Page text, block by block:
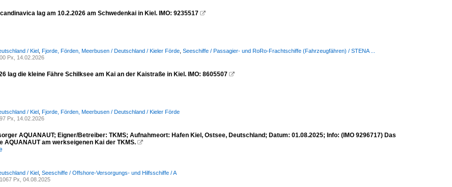
lag am 10.2.2026 am Schwedenkai in Kiel. IMO: 9235517 
/ Kiel Fjorde, Förden, Meerbusen / Deutschland / Kieler Förde Seeschiffe / Passagier- und RoRo-Frachtschiffe (Fahrzeugfähren) / STENA ...
Px, 14.02.2026
lag die kleine Fähre Schilksee am Kai an der Kaistraße in Kiel. IMO: 8605507 
/ Kiel Fjorde, Förden, Meerbusen / Deutschland / Kieler Förde
Px, 14.02.2026
AQUANAUT; Eigner/Betreiber: TKMS; Aufnahmeort: Hafen Kiel, Ostsee, Deutschland; Datum: 01.08.2025; Info: (IMO 9296717) Das
AQUANAUT am werkseigenen Kai der TKMS. 
/ Kiel Seeschiffe / Offshore-Versorgungs- und Hilfsschiffe / A
Px, 04.08.2025